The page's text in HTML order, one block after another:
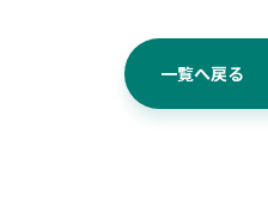
一覧へ戻る